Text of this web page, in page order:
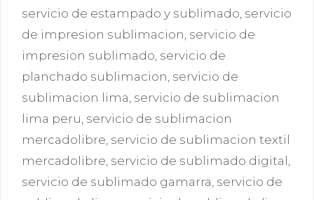
servicio de estampado y sublimado servicio
de impresion sublimacion servicio de
impresion sublimado servicio de
planchado sublimacion servicio de
sublimacion lima servicio de sublimacion
lima peru servicio de sublimacion
mercadolibre servicio de sublimacion textil
mercadolibre servicio de sublimado digital
servicio de sublimado gamarra servicio de